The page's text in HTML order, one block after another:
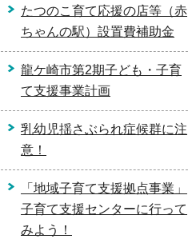
たつのこ育て応援の店等（赤
ちゃんの駅）設置費補助金
龍ケ崎市第2期子ども・子育
て支援事業計画
乳幼児揺さぶられ症候群に注
意！
「地域子育て支援拠点事業」
子育て支援センターに行って
みよう！